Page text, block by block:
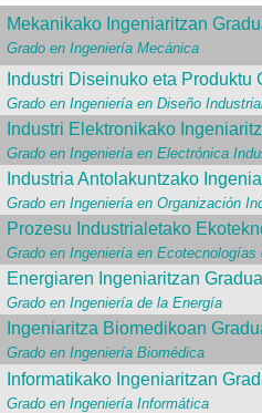
Mekanikako Ingeniaritzan
Grado en Ingeniería Mecánica
Industri Diseinuko eta
Grado en Ingeniería en Diseño
Industri Elektronikako
Grado en Ingeniería en Electrónica
Industria Antolakuntzako
Grado en Ingeniería en Organización
Prozesu Industrialetako
Grado en Ingeniería en
Energiaren Ingeniaritzan Gradua
Grado en Ingeniería de la Energía
Ingeniaritza Biomedikoan
Grado en Ingeniería Biomédica
Informatikako Ingeniaritzan
Grado en Ingeniería Informática